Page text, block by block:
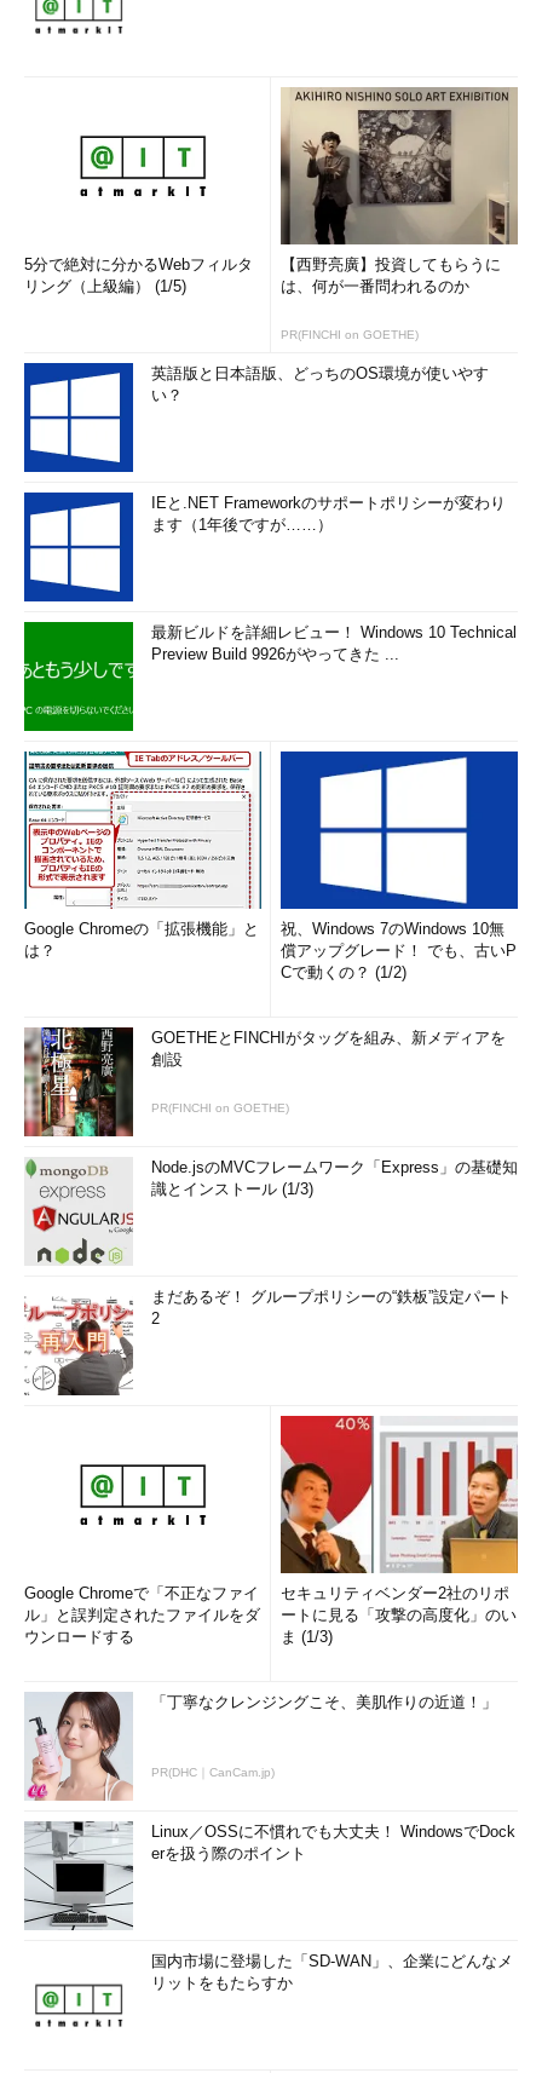
5分で絶対に分かるWebフィルタ
リング（上級編） (1/5)
【西野亮廣】投資してもらうに
は、何が一番問われるのか
PR(FINCHI on GOETHE)
英語版と日本語版、どっちのOS環境が使いやす
い？
IEと.NET Frameworkのサポートポリシーが変わり
ます（1年後ですが……）
最新ビルドを詳細レビュー！ Windows 10 Technical
Preview Build 9926がやってきた ...
Google Chromeの「拡張機能」と
は？
祝、Windows 7のWindows 10無
償アップグレード！ でも、古いP
Cで動くの？ (1/2)
GOETHEとFINCHIがタッグを組み、新メディアを
創設
PR(FINCHI on GOETHE)
Node.jsのMVCフレームワーク「Express」の基礎知
識とインストール (1/3)
まだあるぞ！ グループポリシーの“鉄板”設定パート
2
Google Chromeで「不正なファイ
ル」と誤判定されたファイルをダ
ウンロードする
セキュリティベンダー2社のリポ
ートに見る「攻撃の高度化」のい
ま (1/3)
「丁寧なクレンジングこそ、美肌作りの近道！」
PR(DHC｜CanCam.jp)
Linux／OSSに不慣れでも大丈夫！ WindowsでDock
erを扱う際のポイント
国内市場に登場した「SD-WAN」、企業にどんなメ
リットをもたらすか